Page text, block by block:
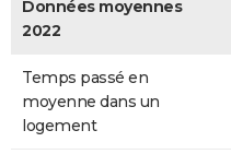
Données moyennes
2022
Temps passé en
moyenne dans un
logement